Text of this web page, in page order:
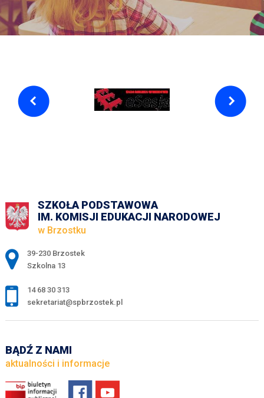
SZKOŁA PODSTAWOWA
IM. KOMISJI EDUKACJI NARODOWEJ
w Brzostku
Adres pocztowy:
39-230 Brzostek
Szkolna 13
14 68 30 313
sekretariat@spbrzostek.pl
BĄDŹ Z NAMI
aktualności i informacje